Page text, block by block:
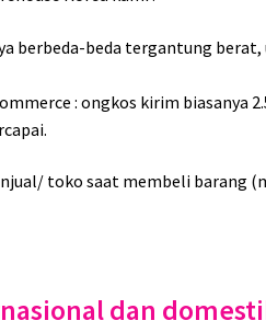
berbeda-beda tergantung
: ongkos kirim biasanya
toko saat membeli barang
dan